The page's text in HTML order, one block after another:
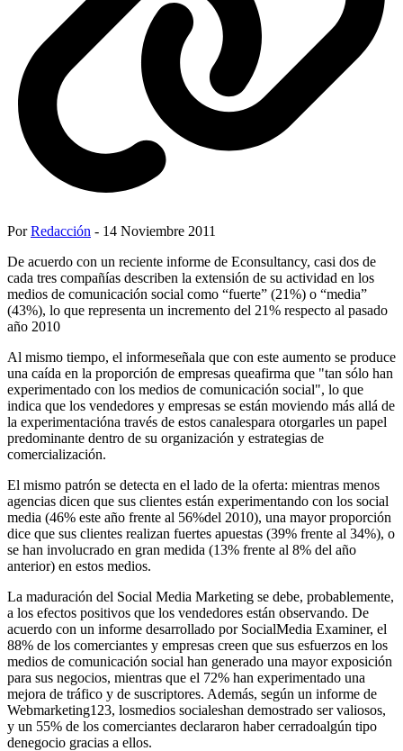
PorRedacción - 14 Noviembre 2011
De acuerdo con un reciente informe de Econsultancy, casi dos de
cada tres compañías describen la extensión de su actividad en los
medios de comunicación social como “fuerte” (21%) o “media”
(43%), lo que representa un incremento del 21% respecto al pasado
año 2010
Al mismo tiempo, el informeseñala que con este aumento se produce
una caída en la proporción de empresas queafirma que "tan sólo han
experimentado con los medios de comunicación social", lo que
indica que los vendedores y empresas se están moviendo más allá de
la experimentacióna través de estos canalespara otorgarles un papel
predominante dentro de su organización y estrategias de
comercialización.
El mismo patrón se detecta en el lado de la oferta: mientras menos
agencias dicen que sus clientes están experimentando con los social
media (46% este año frente al 56%del 2010), una mayor proporción
dice que sus clientes realizan fuertes apuestas (39% frente al 34%), o
se han involucrado en gran medida (13% frente al 8% del año
anterior) en estos medios.
La maduración del Social Media Marketing se debe, probablemente,
a los efectos positivos que los vendedores están observando. De
acuerdo con un informe desarrollado por SocialMedia Examiner, el
88% de los comerciantes y empresas creen que sus esfuerzos en los
medios de comunicación social han generado una mayor exposición
para sus negocios, mientras que el 72% han experimentado una
mejora de tráfico y de suscriptores. Además, según un informe de
Webmarketing123, losmedios socialeshan demostrado ser valiosos,
y un 55% de los comerciantes declararon haber cerradoalgún tipo
denegocio gracias a ellos.